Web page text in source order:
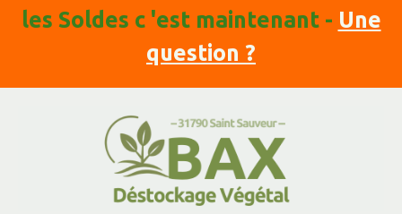
les Soldes c 'est maintenant - Une
question ?